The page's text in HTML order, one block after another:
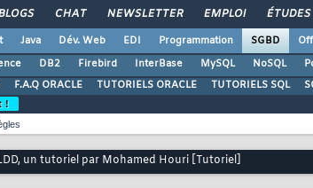
CHAT NEWSLETTER EMPLOI ÉTUDES
Java Dév. Web EDI Programmation SGBD
DB2 Firebird InterBase MySQL NoSQL
F.A.Q ORACLE TUTORIELS ORACLE TUTORIELS SQL
!
un tutoriel par Mohamed Houri [Tutoriel]